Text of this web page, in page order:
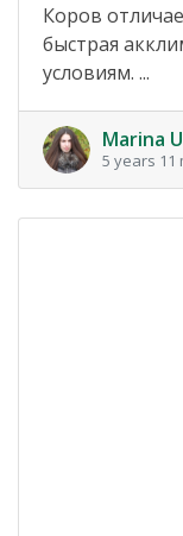
Коров
быстрая
условиям. ...
Marina
5 years 11